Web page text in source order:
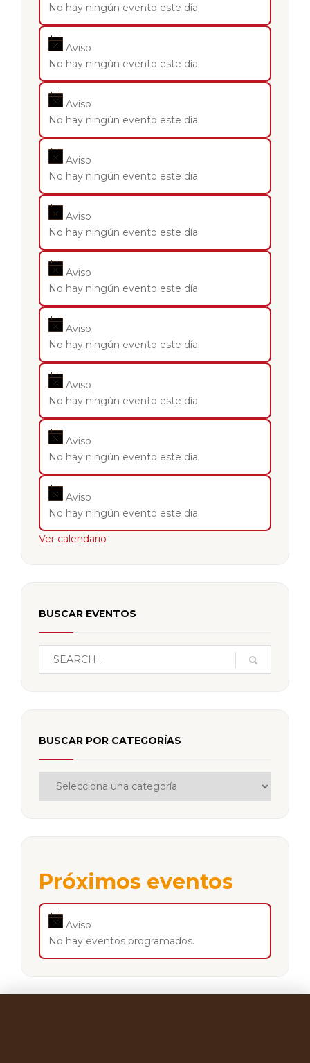
No hay ningún evento este día.
Aviso
No hay ningún evento este día.
Aviso
No hay ningún evento este día.
Aviso
No hay ningún evento este día.
Aviso
No hay ningún evento este día.
Aviso
No hay ningún evento este día.
Aviso
No hay ningún evento este día.
Aviso
No hay ningún evento este día.
Aviso
No hay ningún evento este día.
Aviso
No hay ningún evento este día.
Ver calendario
BUSCAR EVENTOS
BUSCAR POR CATEGORÍAS
Próximos eventos
Aviso
No hay eventos programados.